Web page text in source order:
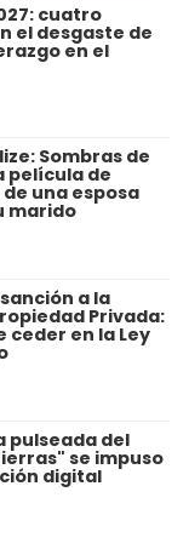
cuatro
el desgaste de
en el
Sombras de
película de
una esposa
marido
a la
Privada:
ceder en la Ley
pulseada del
se impuso
digital